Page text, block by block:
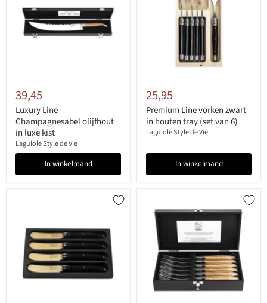
39,45
Luxury Line
Champagnesabel olijfhout
in luxe kist
Laguiole Style de Vie
In winkelmand
25,95
Premium Line vorken zwart
in houten tray (set van 6)
Laguiole Style de Vie
In winkelmand